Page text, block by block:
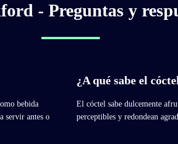
- Preguntas y
bebida
servir antes o
¿A qué sabe el
El cóctel sabe dulcemente
perceptibles y redondean